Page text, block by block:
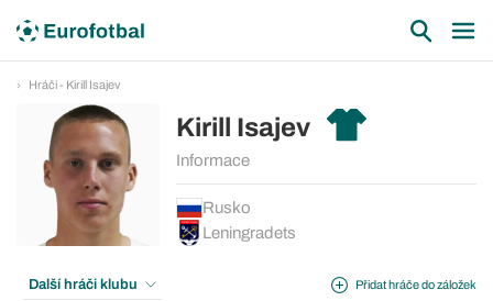
Hráči - Kirill Isajev
Kirill Isajev
Informace
Rusko
Leningradets
Přidat hráče do záložek
Další hráči klubu